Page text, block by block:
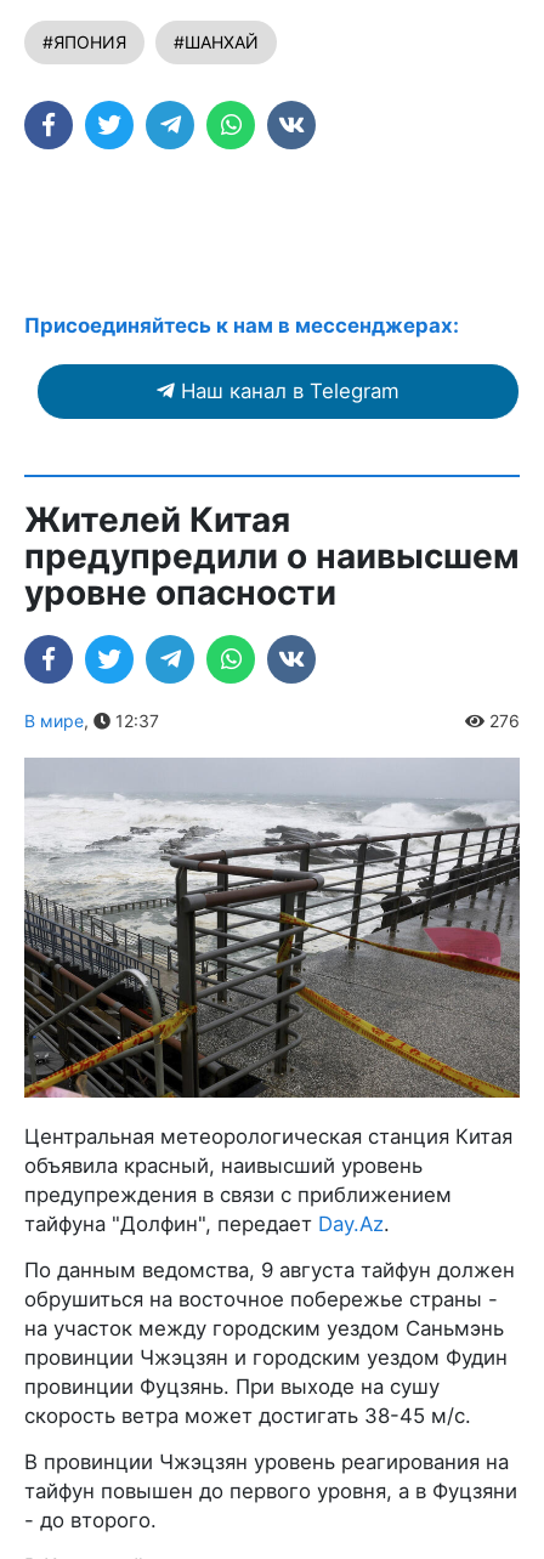
#ЯПОНИЯ #ШАНХАЙ
Присоединяйтесь к нам в мессенджерах:
Наш канал в Telegram
Жителей Китая
предупредили о наивысшем
уровне опасности
В мире, 12:37 276
Центральная метеорологическая станция Китая
объявила красный, наивысший уровень
предупреждения в связи с приближением
тайфуна "Долфин", передает Day.Az.
По данным ведомства, 9 августа тайфун должен
обрушиться на восточное побережье страны -
на участок между городским уездом Саньмэнь
провинции Чжэцзян и городским уездом Фудин
провинции Фуцзянь. При выходе на сушу
скорость ветра может достигать 38-45 м/с.
В провинции Чжэцзян уровень реагирования на
тайфун повышен до первого уровня, а в Фуцзяни
- до второго.